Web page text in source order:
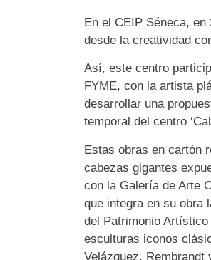
En el CEIP Séneca,
desde la creatividad
Así, este centro
FYME, con la artista
desarrollar una
temporal del centro
Estas obras en cartón
cabezas gigantes
con la Galería de Arte
que integra en su obra
del Patrimonio
esculturas iconos
Velázquez,